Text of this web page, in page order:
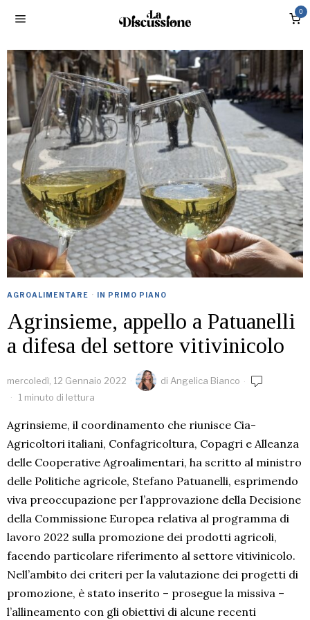
0
AGROALIMENTARE · IN PRIMO PIANO
Agrinsieme, appello a Patuanelli
a difesa del settore vitivinicolo
mercoledì, 12 Gennaio 2022 di Angelica Bianco
1 minuto di lettura
Agrinsieme, il coordinamento che riunisce Cia-
Agricoltori italiani, Confagricoltura, Copagri e Alleanza
delle Cooperative Agroalimentari, ha scritto al ministro
delle Politiche agricole, Stefano Patuanelli, esprimendo
viva preoccupazione per l’approvazione della Decisione
della Commissione Europea relativa al programma di
lavoro 2022 sulla promozione dei prodotti agricoli,
facendo particolare riferimento al settore vitivinicolo.
Nell’ambito dei criteri per la valutazione dei progetti di
promozione, è stato inserito – prosegue la missiva –
l’allineamento con gli obiettivi di alcune recenti